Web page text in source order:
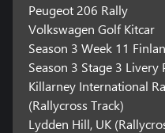
Peugeot 206 Rally
Volkswagen Golf Kitcar
Season 3 Week 11
Season 3 Stage 3 Livery
Killarney International
(Rallycross Track)
Lydden Hill, UK